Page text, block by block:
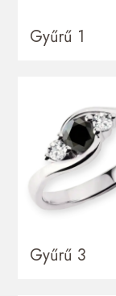
Gyűrű 1
Gyűrű 3